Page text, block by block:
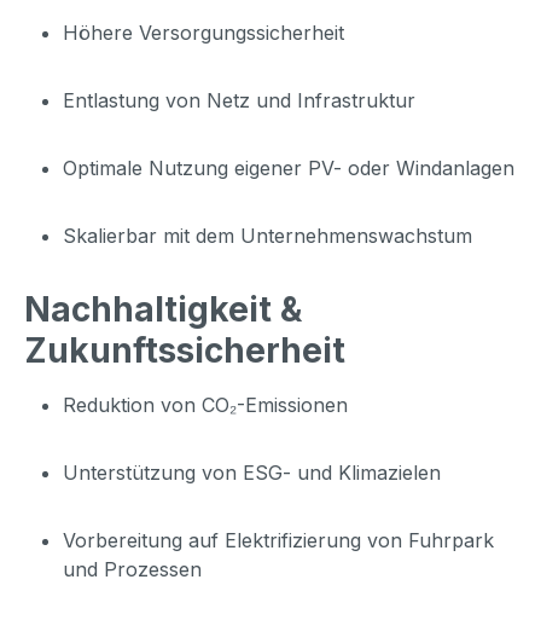
Höhere Versorgungssicherheit
Entlastung von Netz und Infrastruktur
Optimale Nutzung eigener PV- oder Windanlagen
Skalierbar mit dem Unternehmenswachstum
Nachhaltigkeit &
Zukunftssicherheit
Reduktion von CO₂-Emissionen
Unterstützung von ESG- und Klimazielen
Vorbereitung auf Elektrifizierung von Fuhrpark
und Prozessen